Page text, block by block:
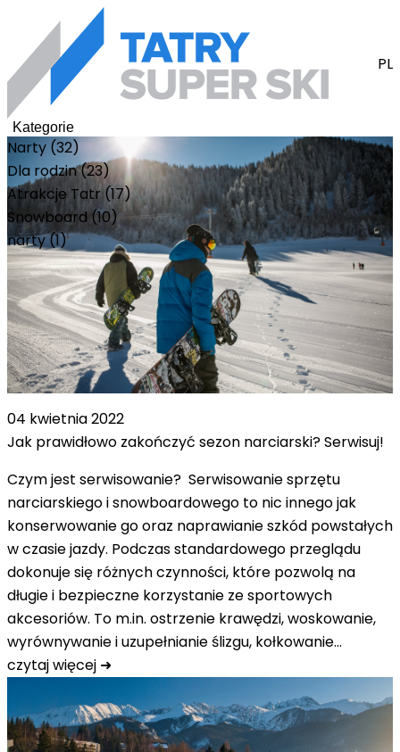
PL
Kategorie
Narty (32)
Dla rodzin (23)
Atrakcje Tatr (17)
Snowboard (10)
narty (1)
04 kwietnia 2022
Jak prawidłowo zakończyć sezon narciarski? Serwisuj!
Czym jest serwisowanie? Serwisowanie sprzętu
narciarskiego i snowboardowego to nic innego jak
konserwowanie go oraz naprawianie szkód powstałych
w czasie jazdy. Podczas standardowego przeglądu
dokonuje się różnych czynności, które pozwolą na
długie i bezpieczne korzystanie ze sportowych
akcesoriów. To m.in. ostrzenie krawędzi, woskowanie,
wyrównywanie i uzupełnianie ślizgu, kołkowanie…
czytaj więcej ➜